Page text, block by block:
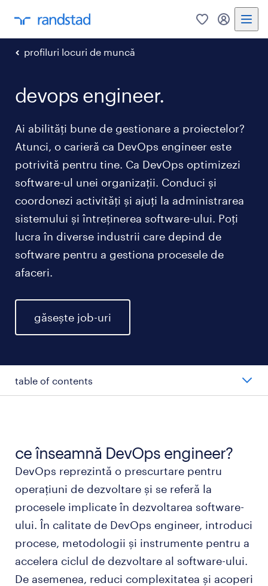
0 My
profiluri locuri de muncă
devops engineer.
Ai abilități bune de gestionare a proiectelor?
Atunci, o carieră ca DevOps engineer este
potrivită pentru tine. Ca DevOps optimizezi
software-ul unei organizații. Conduci și
coordonezi activități și ajuți la administrarea
sistemului și întreținerea software-ului. Poți
lucra în diverse industrii care depind de
software pentru a gestiona procesele de
afaceri.
găsește job-uri
table of contents
tipuri de DevOps engineers.
cum este să lucrezi ca DevOps engineer.
educație și formare necesare pentru rolul de
DevOps engineer.
întrebări frecvente (FAQs).
ce înseamnă DevOps engineer?
DevOps reprezintă o prescurtare pentru
operațiuni de dezvoltare și se referă la
procesele implicate în dezvoltarea software-
ului. În calitate de DevOps engineer, introduci
procese, metodologii și instrumente pentru a
accelera ciclul de dezvoltare al software-ului.
De asemenea, reduci complexitatea și acoperi